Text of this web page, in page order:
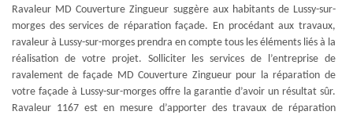
Ravaleur MD Couverture Zingueur suggère aux habitants de Lussy-sur-
morges des services de réparation façade. En procédant aux travaux,
ravaleur à Lussy-sur-morges prendra en compte tous les éléments liés à la
réalisation de votre projet. Solliciter les services de l’entreprise de
ravalement de façade MD Couverture Zingueur pour la réparation de
votre façade à Lussy-sur-morges offre la garantie d’avoir un résultat sûr.
Ravaleur 1167 est en mesure d’apporter des travaux de réparation